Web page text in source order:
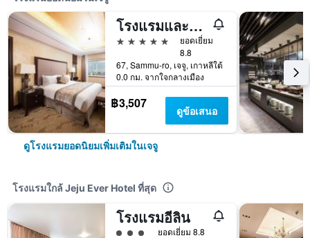
โรงแรมและคาสิโนเชจูซัน
5 ดาว
ยอดเยี่ยม
8.8
67, Sammu-ro, เจจู, เกาหลีใต้
0.0 กม. จากใจกลางเมือง
฿3,507 ดูข้อเสนอ
ดูโรงแรมยอดนิยมเพิ่มเติมในเจจู
โรงแรมใกล้ Jeju Ever Hotel ที่สุด
โรงแรมอีลิน
ให้ 3 ดาว ยอดเยี่ยม 8.8